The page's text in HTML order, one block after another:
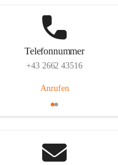
Telefonnummer
+43 2662 43516
Anrufen